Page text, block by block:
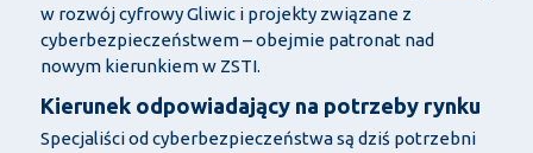
w rozwój cyfrowy Gliwic i projekty związane z
cyberbezpieczeństwem – obejmie patronat nad
nowym kierunkiem w ZSTI.
Kierunek odpowiadający na potrzeby rynku
Specjaliści od cyberbezpieczeństwa są dziś potrzebni